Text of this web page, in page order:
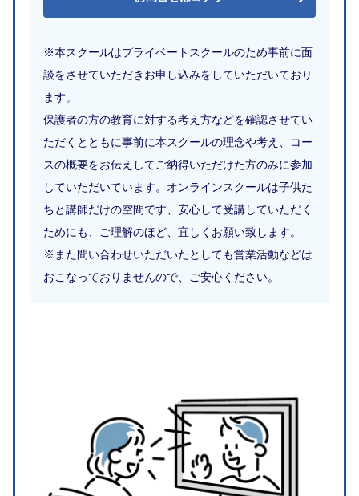
※本スクールはプライベートスクールのため事前に面
談をさせていただきお申し込みをしていただいており
ます。
保護者の方の教育に対する考え方などを確認させてい
ただくとともに事前に本スクールの理念や考え、コー
スの概要をお伝えしてご納得いただけた方のみに参加
していただいています。オンラインスクールは子供た
ちと講師だけの空間です、安心して受講していただく
ためにも、ご理解のほど、宜しくお願い致します。
※また問い合わせいただいたとしても営業活動などは
おこなっておりませんので、 ご安心ください。